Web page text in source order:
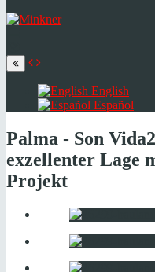
language
English
Español
Palma - Son Vida
exzellenter Lage
Projekt